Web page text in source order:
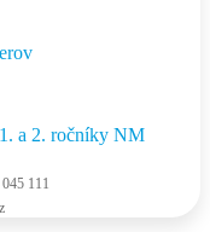
a 2. ročníky NM
111